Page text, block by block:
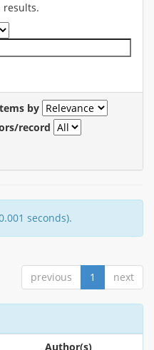
results.
by
record
seconds).
previous 1 next
Author(s)